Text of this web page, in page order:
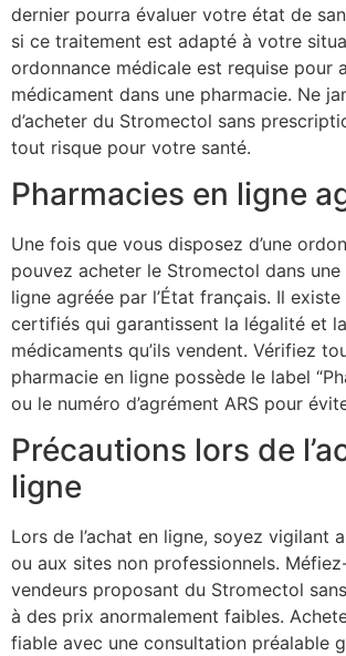
dernier pourra évaluer votre état de
si ce traitement est adapté à votre
ordonnance médicale est requise pour
médicament dans une pharmacie. Ne
d’acheter du Stromectol sans
tout risque pour votre santé.
Pharmacies en ligne
Une fois que vous disposez d’une
pouvez acheter le Stromectol dans une
ligne agréée par l’État français. Il
certifiés qui garantissent la légalité et
médicaments qu’ils vendent. Vérifiez
pharmacie en ligne possède le label
ou le numéro d’agrément ARS pour
Précautions lors de
ligne
Lors de l’achat en ligne, soyez vigilant
ou aux sites non professionnels.
vendeurs proposant du Stromectol
à des prix anormalement faibles.
fiable avec une consultation préalable